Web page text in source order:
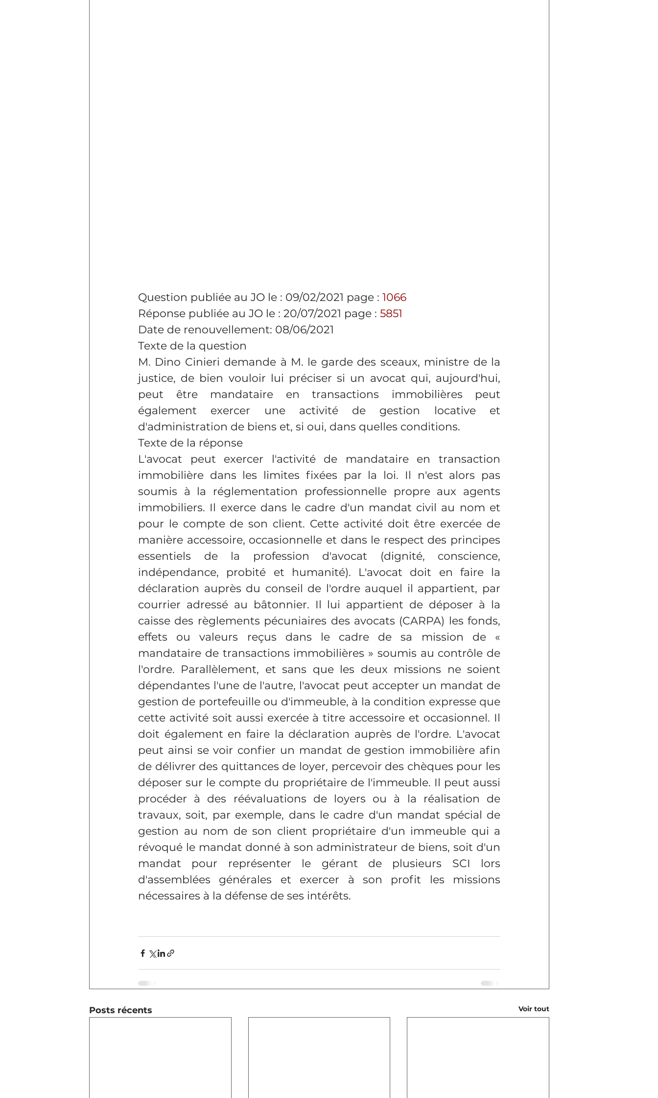
Question publiée au JO le : 09/02/2021 page : 1066
Réponse publiée au JO le : 20/07/2021 page : 5851
Date de renouvellement: 08/06/2021
Texte de la question
M. Dino Cinieri demande à M. le garde des sceaux, ministre de la
justice, de bien vouloir lui préciser si un avocat qui, aujourd'hui,
peut être mandataire en transactions immobilières peut
également exercer une activité de gestion locative et
d'administration de biens et, si oui, dans quelles conditions.
Texte de la réponse
L'avocat peut exercer l'activité de mandataire en transaction
immobilière dans les limites fixées par la loi. Il n'est alors pas
soumis à la réglementation professionnelle propre aux agents
immobiliers. Il exerce dans le cadre d'un mandat civil au nom et
pour le compte de son client. Cette activité doit être exercée de
manière accessoire, occasionnelle et dans le respect des principes
essentiels de la profession d'avocat (dignité, conscience,
indépendance, probité et humanité). L'avocat doit en faire la
déclaration auprès du conseil de l'ordre auquel il appartient, par
courrier adressé au bâtonnier. Il lui appartient de déposer à la
caisse des règlements pécuniaires des avocats (CARPA) les fonds,
effets ou valeurs reçus dans le cadre de sa mission de «
mandataire de transactions immobilières » soumis au contrôle de
l'ordre. Parallèlement, et sans que les deux missions ne soient
dépendantes l'une de l'autre, l'avocat peut accepter un mandat de
gestion de portefeuille ou d'immeuble, à la condition expresse que
cette activité soit aussi exercée à titre accessoire et occasionnel. Il
doit également en faire la déclaration auprès de l'ordre. L'avocat
peut ainsi se voir confier un mandat de gestion immobilière afin
de délivrer des quittances de loyer, percevoir des chèques pour les
déposer sur le compte du propriétaire de l'immeuble. Il peut aussi
procéder à des réévaluations de loyers ou à la réalisation de
travaux, soit, par exemple, dans le cadre d'un mandat spécial de
gestion au nom de son client propriétaire d'un immeuble qui a
révoqué le mandat donné à son administrateur de biens, soit d'un
mandat pour représenter le gérant de plusieurs SCI lors
d'assemblées générales et exercer à son profit les missions
nécessaires à la défense de ses intérêts.
Posts récents Voir tout